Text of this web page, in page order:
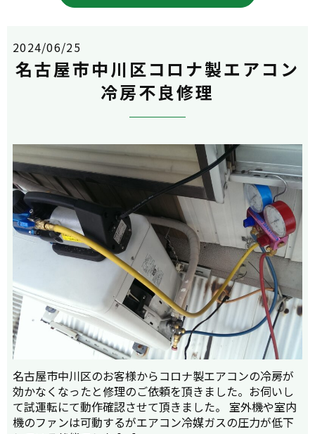
2024/06/25
名古屋市中川区コロナ製エアコン
冷房不良修理
名古屋市中川区のお客様からコロナ製エアコンの冷房が
効かなくなったと修理のご依頼を頂きました。お伺いし
て試運転にて動作確認させて頂きました。 室外機や室内
機のファンは可動するがエアコン冷媒ガスの圧力が低下